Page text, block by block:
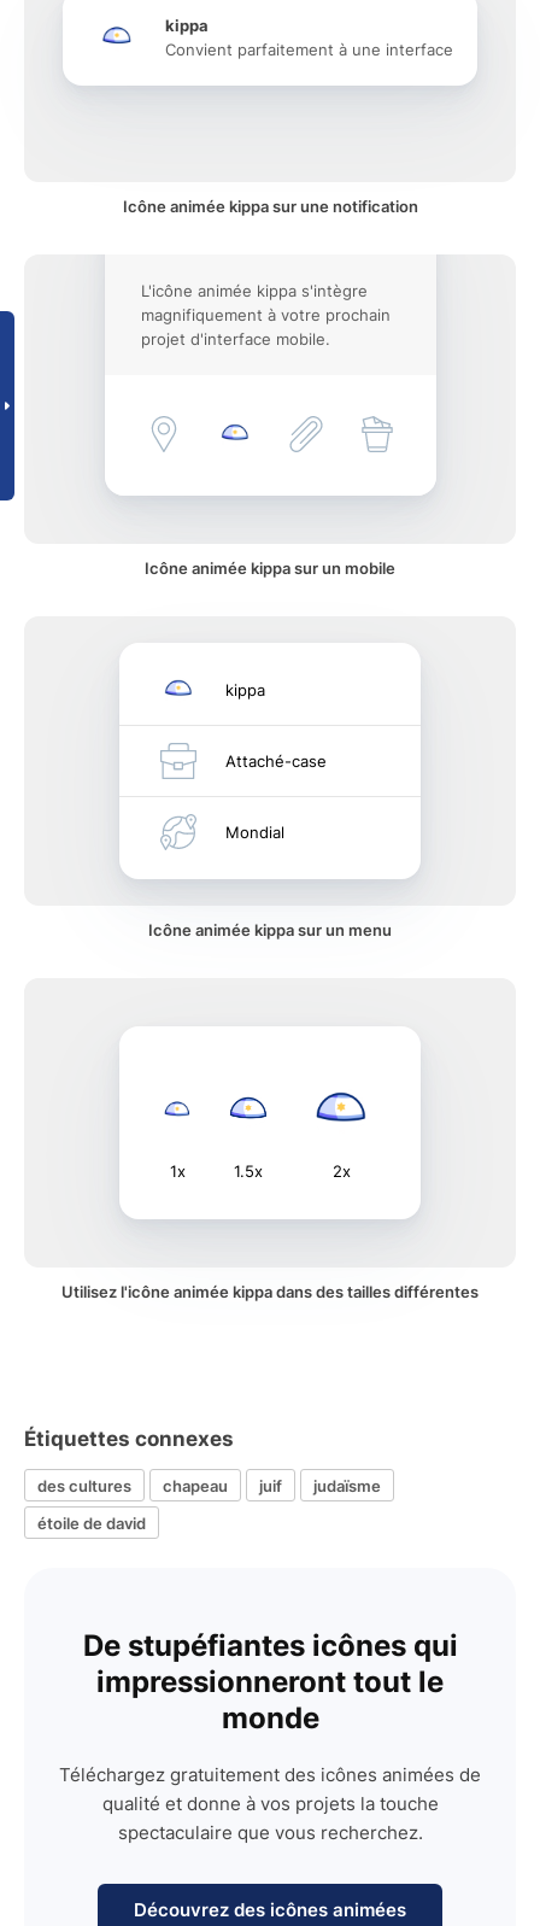
kippa
Convient parfaitement à une interface
Icône animée kippa sur une notification
L'icône animée kippa s'intègre
magnifiquement à votre prochain
projet d'interface mobile.
Icône animée kippa sur un mobile
kippa
Attaché-case
Mondial
Icône animée kippa sur un menu
1x 1.5x 2x
Utilisez l'icône animée kippa dans des tailles différentes
Étiquettes connexes
des cultures chapeau juif
judaïsme
étoile de david
De stupéfiantes icônes qui
impressionneront tout le
monde
Téléchargez gratuitement des icônes animées de
qualité et donne à vos projets la touche
spectaculaire que vous recherchez.
Découvrez des icônes animées